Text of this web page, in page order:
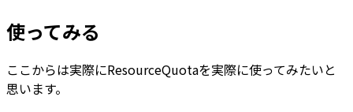
使ってみる
ここからは実際にResourceQuotaを実際に使ってみたいと
思います。